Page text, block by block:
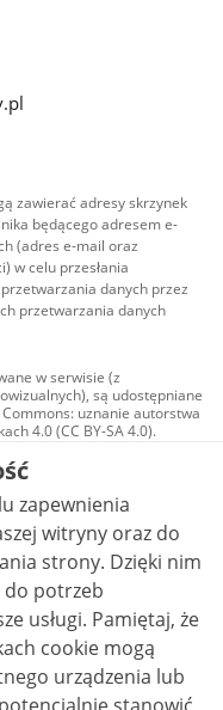
zawierać adresy skrzynek
będącego adresem e-
(adres e-mail oraz
w celu przesłania
danych przez
przetwarzania danych
w serwisie (z
są udostępniane
uznanie autorstwa
4.0 (CC BY-SA 4.0).
w tym zdjęcia, materiały
na licencji typu
autorstwa użycie
zależnych 4.0 (CC BY-
stwierdzone inaczej.
zapewnienia
witryny oraz do
Dzięki nim
do potrzeb
że
cookie mogą
urządzenia lub